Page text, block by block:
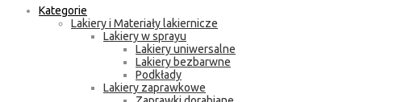
Kategorie
Lakiery i Materiały lakiernicze
Lakiery w sprayu
Lakiery uniwersalne
Lakiery bezbarwne
Podkłady
Lakiery zaprawkowe